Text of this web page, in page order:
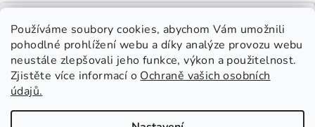
Používáme soubory cookies, abychom Vám umožnili
pohodlné prohlížení webu a díky analýze provozu webu
neustále zlepšovali jeho funkce, výkon a použitelnost.
Zjistěte více informací o Ochraně vašich osobních
údajů.
Copyright 2026SALTED. Všechna práva vyhrazena.Upravit
nastavení cookies
NOVINKY ZE SALTED
Toužíte dostávat novinky z
Salted Home